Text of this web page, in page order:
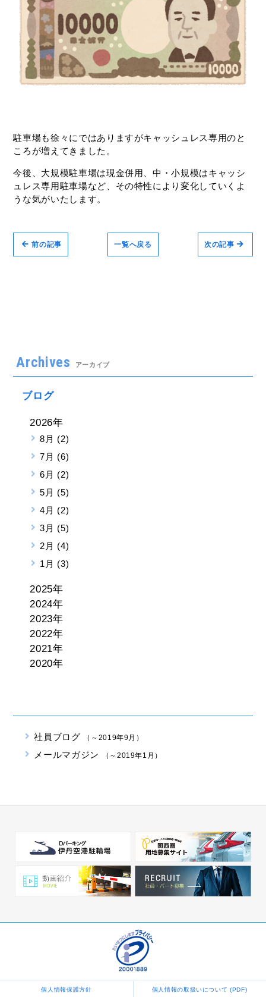
駐車場も徐々にではありますがキャッシュレス専用のと
ころが増えてきました。
今後、大規模駐車場は現金併用、中・小規模はキャッシ
ュレス専用駐車場など、その特性により変化していくよ
うな気がいたします。
次の記事
一覧へ戻る
前の記事
Archives アーカイブ
ブログ
2026年
8月 (2)
7月 (6)
6月 (2)
5月 (5)
4月 (2)
3月 (5)
2月 (4)
1月 (3)
2025年
2024年
2023年
2022年
2021年
2020年
社員ブログ （～2019年9月）
メールマガジン （～2019年1月）
個人情報保護方針 個人情報の取扱いについて (PDF)